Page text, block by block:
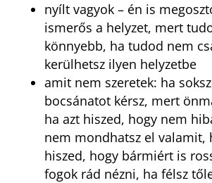
nyílt vagyok – én is
ismerős a helyzet, mert
könnyebb, ha tudod nem
kerülhetsz ilyen helyzetbe
amit nem szeretek: ha
bocsánatot kérsz, mert
ha azt hiszed, hogy nem
nem mondhatsz el valamit,
hiszed, hogy bármiért is
fogok rád nézni, ha félsz